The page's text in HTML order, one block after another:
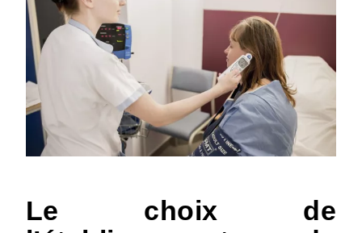
Le choix de